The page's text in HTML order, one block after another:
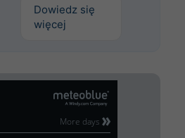
Dowiedz się
więcej